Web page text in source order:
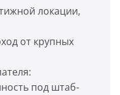
локации,
от крупных
под штаб-